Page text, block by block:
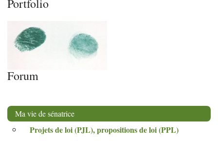
Portfolio
Forum
Ma vie de sénatrice
Projets de loi (PJL), propositions de loi (PPL)